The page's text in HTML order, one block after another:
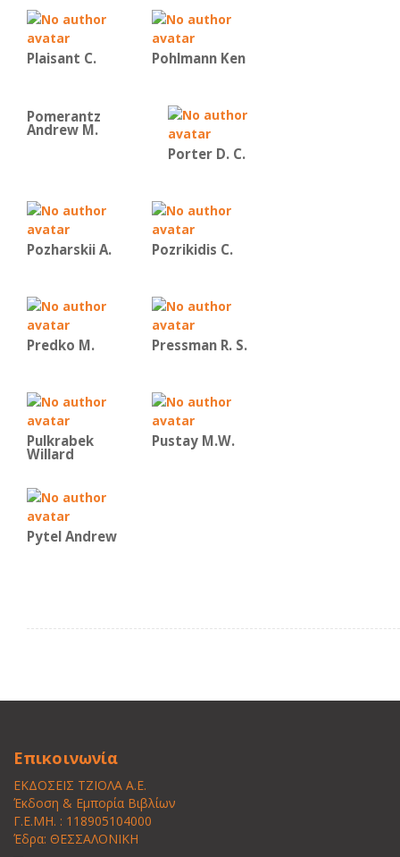
Plaisant C. Pohlmann Ken
Pomerantz
Andrew M.
Porter D. C.
Pozharskii A. Pozrikidis C.
Predko Μ. Pressman R. S.
Pulkrabek
Willard
Pustay M.W.
Pytel Andrew
Επικοινωνία
ΕΚΔΟΣΕΙΣ ΤΖΙΟΛΑ Α.Ε.
Έκδοση & Εμπορία Βιβλίων
Γ.Ε.ΜΗ. : 118905104000
Έδρα: ΘΕΣΣΑΛΟΝΙΚΗ